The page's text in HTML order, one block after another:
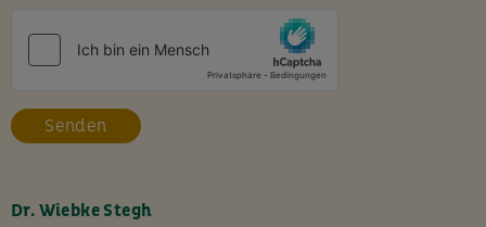
e
l
e
Dr. Wiebke Stegh